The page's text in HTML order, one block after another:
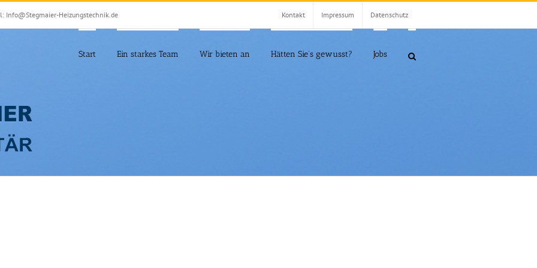
Info@Stegmaier-Heizungstechnik.de Kontakt Impressum Datenschutz
Start Ein starkes Team Wir bieten an Hätten Sie’s gewusst? Jobs